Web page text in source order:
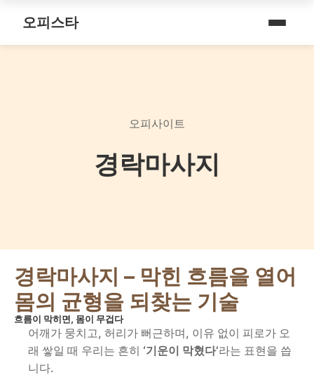
오피스타
스파여행
제주로맨틱
퇴근 후 나를 위한 리셋 코스
비 오는 날, 서울의 감성 실내 여행
기차역과 공항 근처의 프리미엄 힐링 스팟 9선
은근한 끌림을 만드는 법 – 감각적인 무드 데이트 5가지
타이 마사지
수면 유도 테라피
찜질스파
워터스파
프라이빗 스파
호텔 스파
오피사이트
경락마사지
경락마사지 – 막힌 흐름을 열어
몸의 균형을 되찾는 기술
흐름이 막히면, 몸이 무겁다
어깨가 뭉치고, 허리가 뻐근하며, 이유 없이 피로가 오
래 쌓일 때 우리는 흔히 ‘기운이 막혔다’라는 표현을 씁
니다.